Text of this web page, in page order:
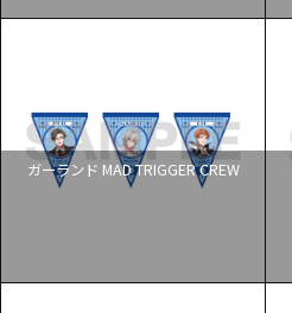
ガーランド MAD TRIGGER CREW